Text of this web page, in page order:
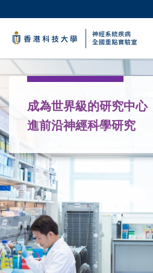
main
content
校園地圖及指南
Sections
成為世界級的研究中心
進前沿神經科學研究